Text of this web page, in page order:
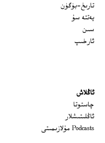
تارىخ-بۈگۈن
يەتتە سۇ
سىن
ئارخىپ
ئاڭلاش
چاستوتا
ئاڭلىتىشلار
Podcasts مۇلازىمىتى